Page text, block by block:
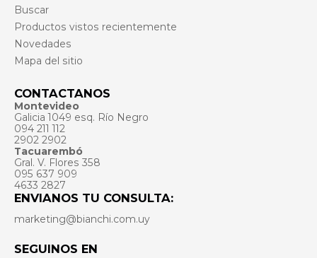
Buscar
Productos vistos recientemente
Novedades
Mapa del sitio
CONTACTANOS
Montevideo
Galicia 1049 esq. Río Negro
094 211 112
2902 2902
Tacuarembó
Gral. V. Flores 358
095 637 909
4633 2827
ENVIANOS TU CONSULTA:
marketing@bianchi.com.uy
SEGUINOS EN